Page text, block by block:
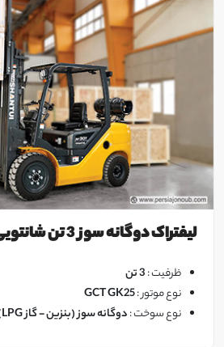
لیفتراک دوگانه سوز 3 تن شانتویی SF30Y
ظرفیت :3 تن
نوع موتور :GCT GK25
نوع سوخت :دوگانه سوز (بنزین - گاز LPG)